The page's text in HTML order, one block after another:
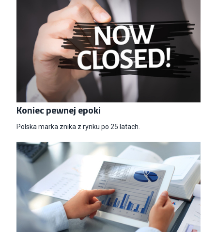
Koniec pewnej epoki
Polska marka znika z rynku po 25 latach.